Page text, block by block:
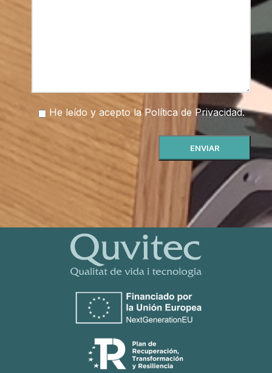
He leído y acepto laPolítica de Privacidad.